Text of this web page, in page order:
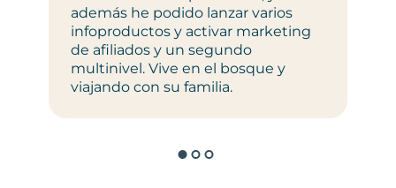
además he podido lanzar varios
infoproductos y activar marketing
de afiliados y un segundo
multinivel. Vive en el bosque y
viajando con su familia.